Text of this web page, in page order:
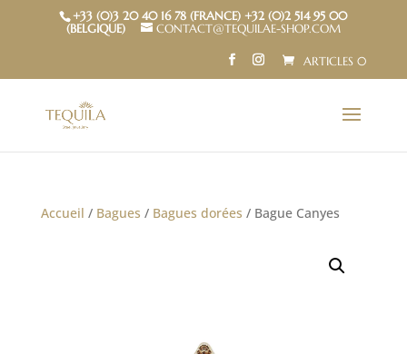
+33 (0)3 20 40 16 78 (FRANCE) +32 (0)2 514 95 00
(BELGIQUE)
CONTACT@TEQUILAE-SHOP.COM
ARTICLES 0
Accueil / Bagues / Bagues dorées / Bague Canyes